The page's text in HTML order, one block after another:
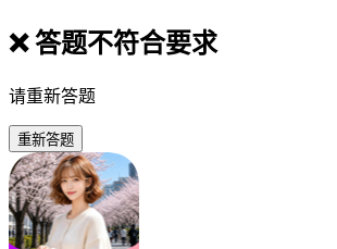
❌ 答题不符合要求
请重新答题
重新答题